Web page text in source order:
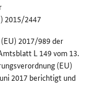
2015/2447
2017/989 der
L 149 vom 13.
(EU)
2017 berichtigt und